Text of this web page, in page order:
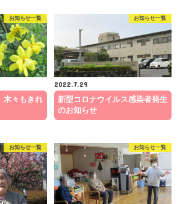
お知らせ一覧
木々もきれ
お知らせ一覧
2022.7.29
新型コロナウイルス感染者発生
のお知らせ
お知らせ一覧 お知らせ一覧